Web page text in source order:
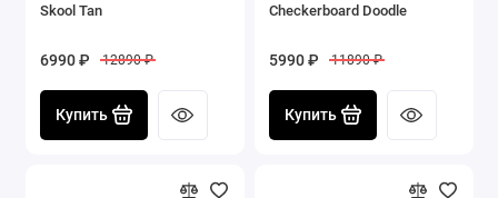
Skool Tan
6990 ₽ 12890 ₽
Купить
Checkerboard Doodle
5990 ₽ 11890 ₽
Купить